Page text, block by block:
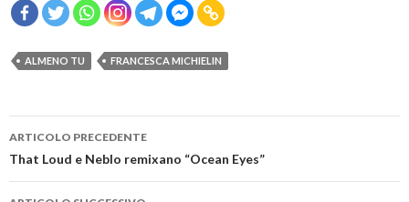
ALMENO TU FRANCESCA MICHIELIN
Navigazione
articolo
ARTICOLO PRECEDENTE
That Loud e Neblo remixano “Ocean Eyes”